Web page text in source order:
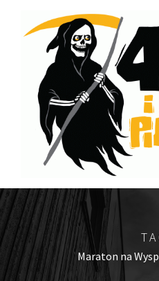
Maraton na